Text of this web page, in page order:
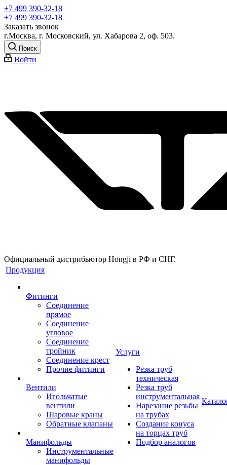
+7 499 390-32-18
+7 499 390-32-18
Заказать звонок
г.Москва, г. Московский, ул. Хабарова 2, оф. 503.
Поиск
Войти
Официальный дистрибьютор Hongji в РФ и СНГ.
Продукция
Фитинги
Соединение
прямое
Соединение
угловое
Соединение
тройник
Соединение крест
Прочие фитинги
Вентили
Игольчатые
вентили
Шаровые краны
Обратные клапаны
Манифольды
Инструментальные
манифольды
Услуги
Резка труб
техническая
Резка труб
инструментальная
Нарезание резьбы
на трубах
Создание конуса
на торцах труб
Подбор аналогов